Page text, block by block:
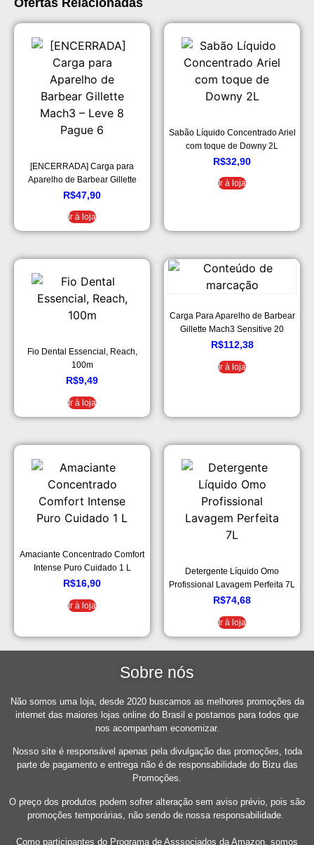
[ENCERRADA] Carga para
Aparelho de Barbear Gillette
Mach3 – Leve 8 Pague 6
R$47,90
Ir à loja
Sabão Líquido Concentrado Ariel
com toque de Downy 2L
R$32,90
Ir à loja
Fio Dental Essencial, Reach,
100m
R$9,49
Ir à loja
Carga Para Aparelho de Barbear
Gillette Mach3 Sensitive 20
Unidades
R$112,38
Ir à loja
Amaciante Concentrado Comfort
Intense Puro Cuidado 1 L
R$16,90
Ir à loja
Detergente Líquido Omo
Profissional Lavagem Perfeita 7L
R$74,68
Ir à loja
Sobre nós
Não somos uma loja, desde 2020 buscamos as melhores promoções da
internet das maiores lojas online do Brasil e postamos para todos que
nos acompanham economizar.
Nosso site é responsável apenas pela divulgação das promoções, toda
parte de pagamento e entrega não é de responsabilidade do Bizu das
Promoções.
O preço dos produtos podem sofrer alteração sem aviso prévio, pois são
promoções temporárias, não sendo de nossa responsabilidade.
Como participantes do Programa de Asssociados da Amazon, somos